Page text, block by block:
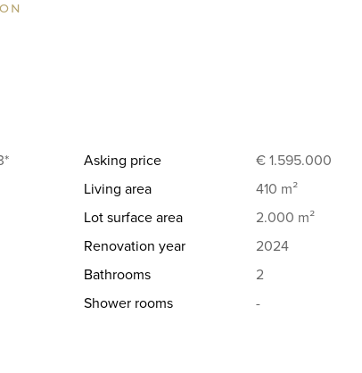
nieuwe installatie en klaar voor gebruik!
Asking price
€ 1.595.000
Living area
410 m²
Lot surface area
2.000 m²
Renovation year
2024
Bathrooms
2
Shower rooms -